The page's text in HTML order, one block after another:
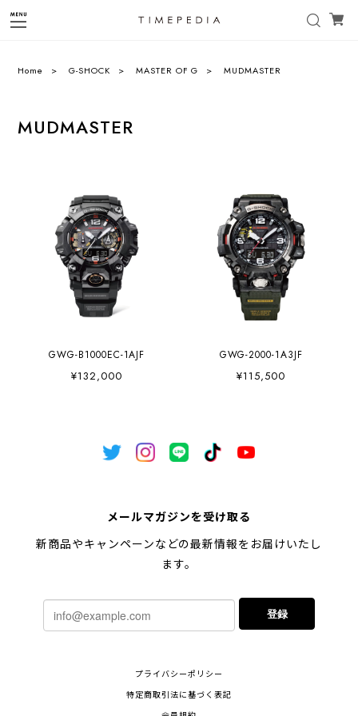
Home G-SHOCK MASTER OF G MUDMASTER
MUDMASTER
GWG-B1000EC-1AJF
¥132,000
GWG-2000-1A3JF
¥115,500
メールマガジンを受け取る
新商品やキャンペーンなどの最新情報をお届けいたし
ます。
登録
プライバシーポリシー
特定商取引法に基づく表記